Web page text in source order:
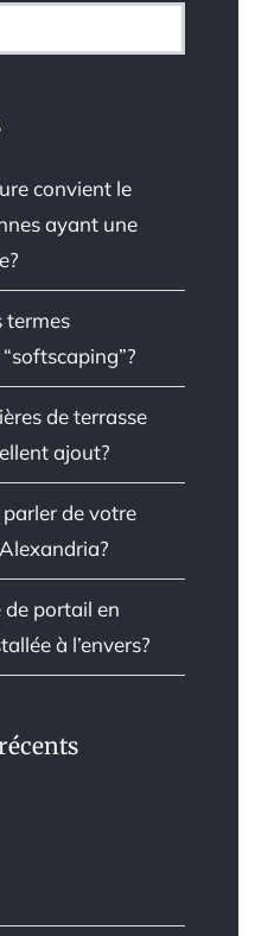
convient le
ayant une
termes
de terrasse
ajout?
de votre
portail en
à l’envers?